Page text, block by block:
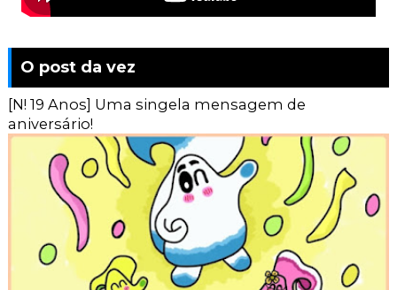
O post da vez
[N! 19 Anos] Uma singela mensagem de
aniversário!